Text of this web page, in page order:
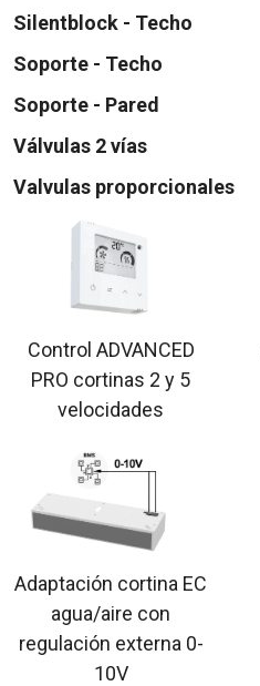
Silentblock - Techo
Soporte - Techo
Soporte - Pared
Válvulas 2 vías
Valvulas proporcionales
Control ADVANCED
PRO cortinas 2 y 5
velocidades
Adaptación cortina EC
agua/aire con
regulación externa 0-
10V